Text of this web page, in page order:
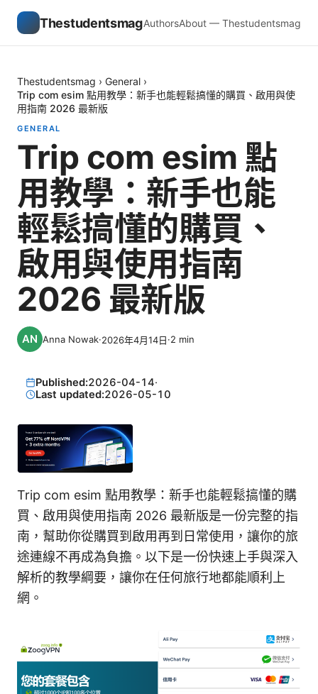
ThestudentsmagAuthorsAbout — Thestudentsmag
Thestudentsmag › General ›
Trip com esim 點用教學：新手也能輕鬆搞懂的購買、啟用與使
用指南 2026 最新版
GENERAL
Trip com esim 點
用教學：新手也能
輕鬆搞懂的購買、
啟用與使用指南
2026 最新版
Anna Nowak·2026年4月14日·2 min
Published:2026-04-14·
Last updated:2026-05-10
Trip com esim 點用教學：新手也能輕鬆搞懂的購
買、啟用與使用指南 2026 最新版是一份完整的指
南，幫助你從購買到啟用再到日常使用，讓你的旅
途連線不再成為負擔。以下是一份快速上手與深入
解析的教學綱要，讓你在任何旅行地都能順利上
網。